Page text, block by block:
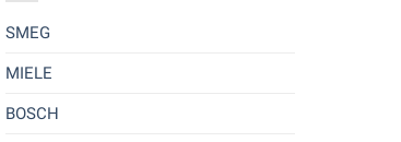
SMEG
MIELE
BOSCH